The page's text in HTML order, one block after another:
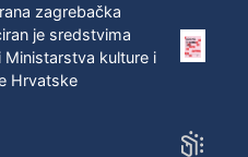
zagrebačka
je sredstvima
Ministarstva kulture i
Hrvatske